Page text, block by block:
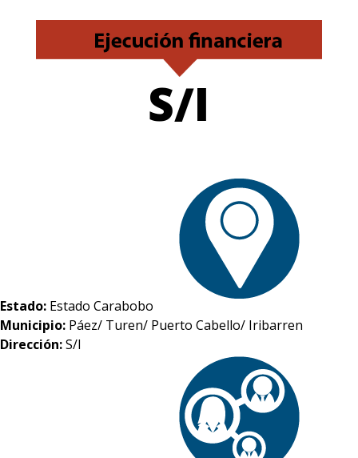
S/I
Estado: Estado Carabobo
Municipio: Páez/ Turen/ Puerto Cabello/ Iribarren
Dirección:S/I